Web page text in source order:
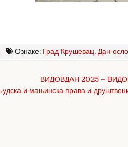
Ознаке: Град Крушевац, Дан
ВИДОВДАН 2025 –
и мањинска права и